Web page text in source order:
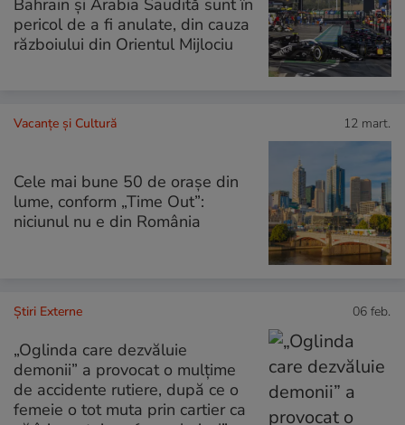
Bahrain şi Arabia Saudită sunt în
pericol de a fi anulate, din cauza
războiului din Orientul Mijlociu
Vacanțe și Cultură 12 mart.
Cele mai bune 50 de orașe din
lume, conform „Time Out”:
niciunul nu e din România
Știri Externe 06 feb.
„Oglinda care dezvăluie
demonii” a provocat o mulțime
de accidente rutiere, după ce o
femeie o tot muta prin cartier ca